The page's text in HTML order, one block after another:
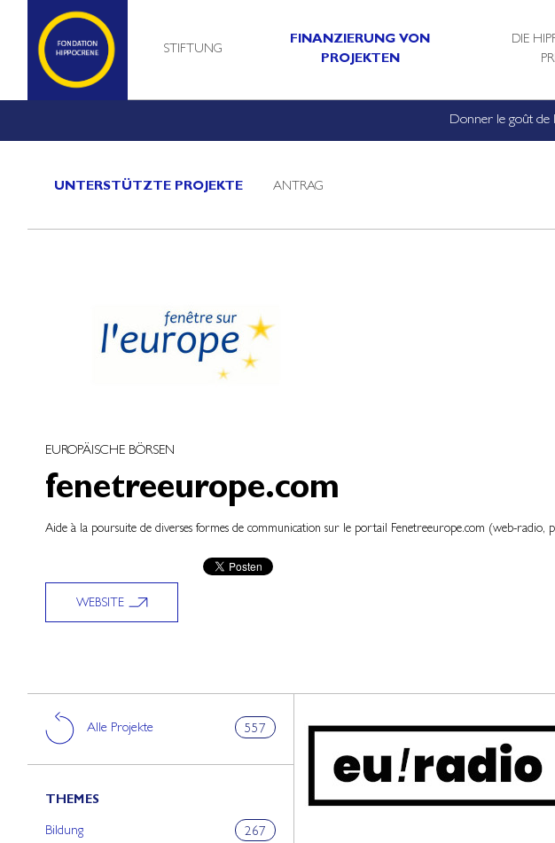
Donner le goût de
STIFTUNG
FINANZIERUNG VON
PROJEKTEN
DIE
UNTERSTÜTZTE PROJEKTE ANTRAG
EUROPÄISCHE BÖRSEN
fenetreeurope.com
Aide à la poursuite de diverses formes de communication sur le portail Fenetreeurope.com (web-radio,
WEBSITE
Alle Projekte 557
THEMES
Bildung
267